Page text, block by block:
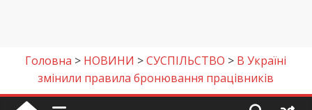
Головна > НОВИНИ >СУСПІЛЬСТВО > В Україні
змінили правила бронювання працівників